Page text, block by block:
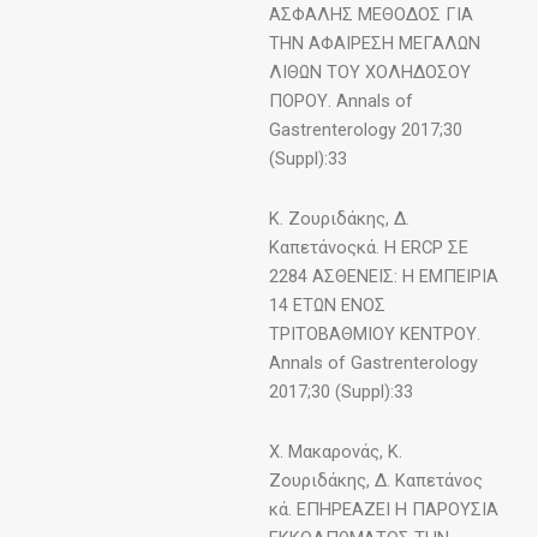
ΑΣΦΑΛΗΣ ΜΕΘΟΔΟΣ ΓΙΑ
ΤΗΝ ΑΦΑΙΡΕΣΗ ΜΕΓΑΛΩΝ
ΛΙΘΩΝ ΤΟΥ ΧΟΛΗΔΟΣΟΥ
ΠΟΡΟΥ. Annals of
Gastrenterology 2017;30
(Suppl):33
Κ. Ζουριδάκης, Δ.
Καπετάνοςκά. Η ERCP ΣΕ
2284 ΑΣΘΕΝΕΙΣ: Η ΕΜΠΕΙΡΙΑ
14 ΕΤΩΝ ΕΝΟΣ
ΤΡΙΤΟΒΑΘΜΙΟΥ ΚΕΝΤΡΟΥ.
Annals of Gastrenterology
2017;30 (Suppl):33
Χ. Μακαρονάς, Κ.
Ζουριδάκης, Δ. Καπετάνος
κά. ΕΠΗΡΕΑΖΕΙ Η ΠΑΡΟΥΣΙΑ